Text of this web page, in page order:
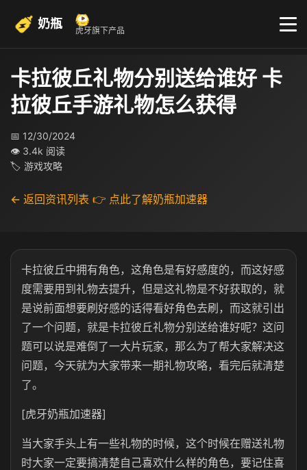
奶瓶 虎牙旗下产品
卡拉彼丘礼物分别送给谁好 卡
拉彼丘手游礼物怎么获得
📅 12/30/2024
👁 3.4k 阅读
🏷 游戏攻略
← 返回资讯列表 👉 点此了解奶瓶加速器
卡拉彼丘中拥有角色，这角色是有好感度的，而这好感
度需要用到礼物去提升，但是这礼物是不好获取的，就
是说前面想要刷好感的话得看好角色去刷，而这就引出
了一个问题，就是卡拉彼丘礼物分别送给谁好呢？这问
题可以说是难倒了一大片玩家，那么为了帮大家解决这
问题，今天就为大家带来一期礼物攻略，看完后就清楚
了。
[虎牙奶瓶加速器]
当大家手头上有一些礼物的时候，这个时候在赠送礼物
时大家一定要搞清楚自己喜欢什么样的角色，要记住喜